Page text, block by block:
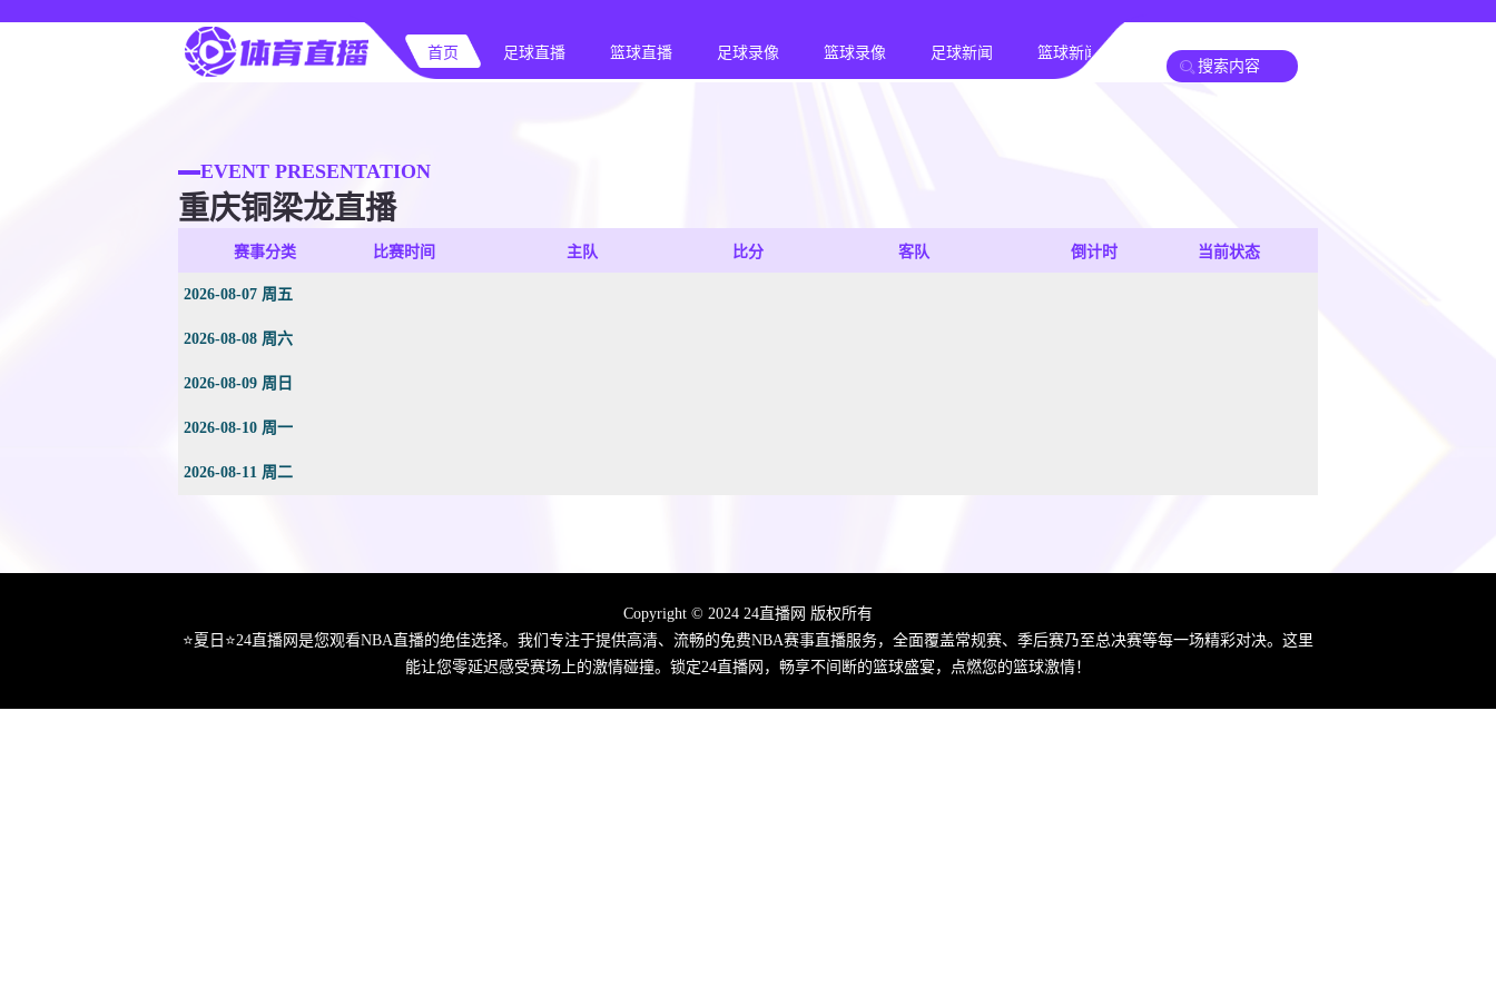
首页 足球直播 篮球直播 足球录像 篮球录像 足球新闻 篮球新闻
EVENT PRESENTATION
重庆铜梁龙直播
赛事分类 比赛时间 主队 比分 客队 倒计时 当前状态
2026-08-07 周五
2026-08-08 周六
2026-08-09 周日
2026-08-10 周一
2026-08-11 周二
Copyright © 2024 24直播网 版权所有
⭐️夏日⭐24直播网是您观看NBA直播的绝佳选择。我们专注于提供高清、流畅的免费NBA赛事直播服务，全面覆盖常规赛、季后赛乃至总决赛等每一场精彩对决。这里
能让您零延迟感受赛场上的激情碰撞。锁定24直播网，畅享不间断的篮球盛宴，点燃您的篮球激情！